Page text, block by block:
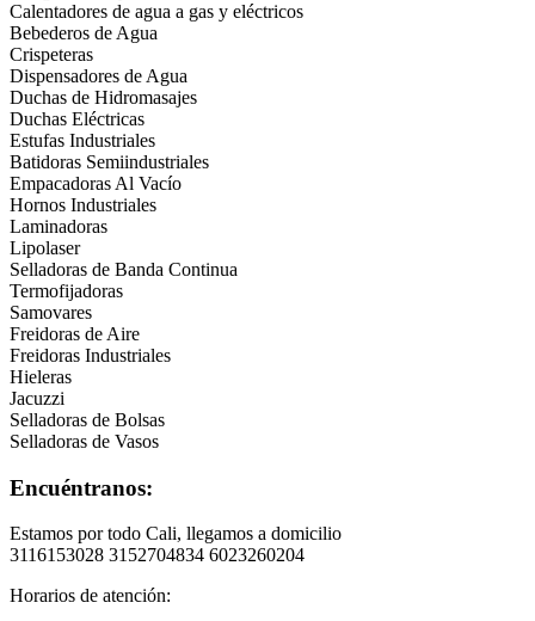
Calentadores de agua a gas y eléctricos
Bebederos de Agua
Crispeteras
Dispensadores de Agua
Duchas de Hidromasajes
Duchas Eléctricas
Estufas Industriales
Batidoras Semiindustriales
Empacadoras Al Vacío
Hornos Industriales
Laminadoras
Lipolaser
Selladoras de Banda Continua
Termofijadoras
Samovares
Freidoras de Aire
Freidoras Industriales
Hieleras
Jacuzzi
Selladoras de Bolsas
Selladoras de Vasos
Encuéntranos:
Estamos por todo Cali, llegamos a domicilio
3116153028 3152704834 6023260204
Horarios de atención: